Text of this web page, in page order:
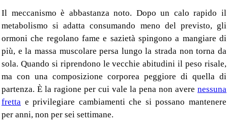
Il meccanismo è abbastanza noto. Dopo un calo rapido il
metabolismo si adatta consumando meno del previsto, gli
ormoni che regolano fame e sazietà spingono a mangiare di
più, e la massa muscolare persa lungo la strada non torna da
sola. Quando si riprendono le vecchie abitudini il peso risale,
ma con una composizione corporea peggiore di quella di
partenza. È la ragione per cui vale la pena non avere nessuna
fretta e privilegiare cambiamenti che si possano mantenere
per anni, non per sei settimane.